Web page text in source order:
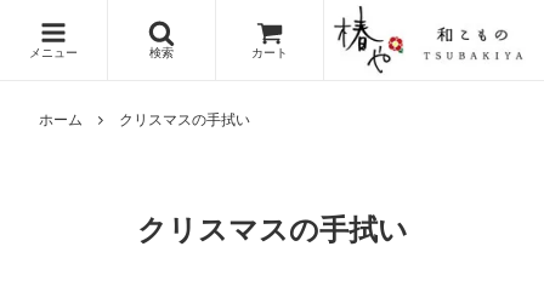
メニュー 検索 カート
ホーム クリスマスの手拭い
クリスマスの手拭い